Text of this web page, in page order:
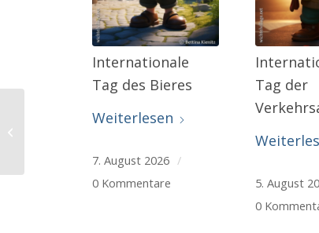
Internationale
Tag des Bieres
Weiterlesen
7. August 2026 /
0 Kommentare
Tag der
5. August
0
Wenn du deine